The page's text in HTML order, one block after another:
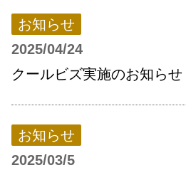
お知らせ
2025/04/24
クールビズ実施のお知らせ
お知らせ
2025/03/5